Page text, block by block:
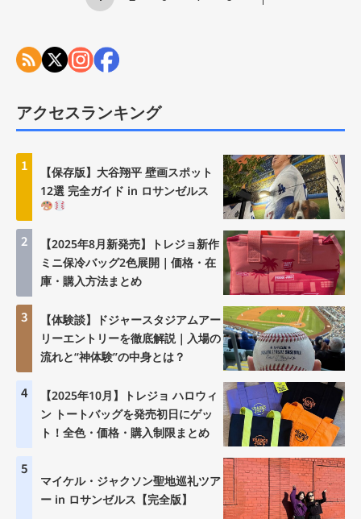
アクセスランキング
1
【保存版】大谷翔平 壁画スポット
12選 完全ガイド in ロサンゼルス
2
【2025年8月新発売】トレジョ新作
ミニ保冷バッグ2色展開｜価格・在
庫・購入方法まとめ
3
【体験談】ドジャースタジアムアー
リーエントリーを徹底解説｜入場の
流れと“神体験”の中身とは？
4
【2025年10月】トレジョ ハロウィ
ン トートバッグを発売初日にゲッ
ト！全色・価格・購入制限まとめ
5
マイケル・ジャクソン聖地巡礼ツア
ー in ロサンゼルス【完全版】